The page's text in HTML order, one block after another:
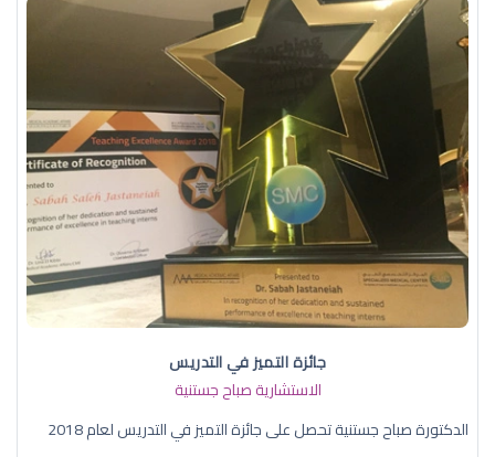
جائزة التميز في التدريس
الاستشارية صباح جستنية
الدكتورة صباح جستنية تحصل على جائزة التميز في التدريس لعام 2018